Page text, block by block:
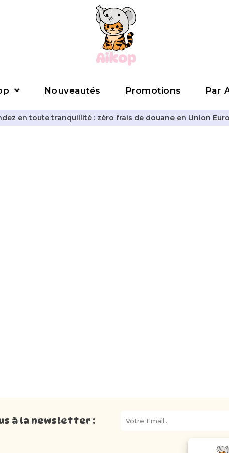
Nouveautés Promotions Par
en toute tranquillité : zéro frais de douane en Union
à la newsletter :